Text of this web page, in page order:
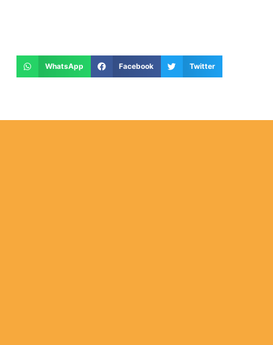
WhatsApp Facebook Twitter